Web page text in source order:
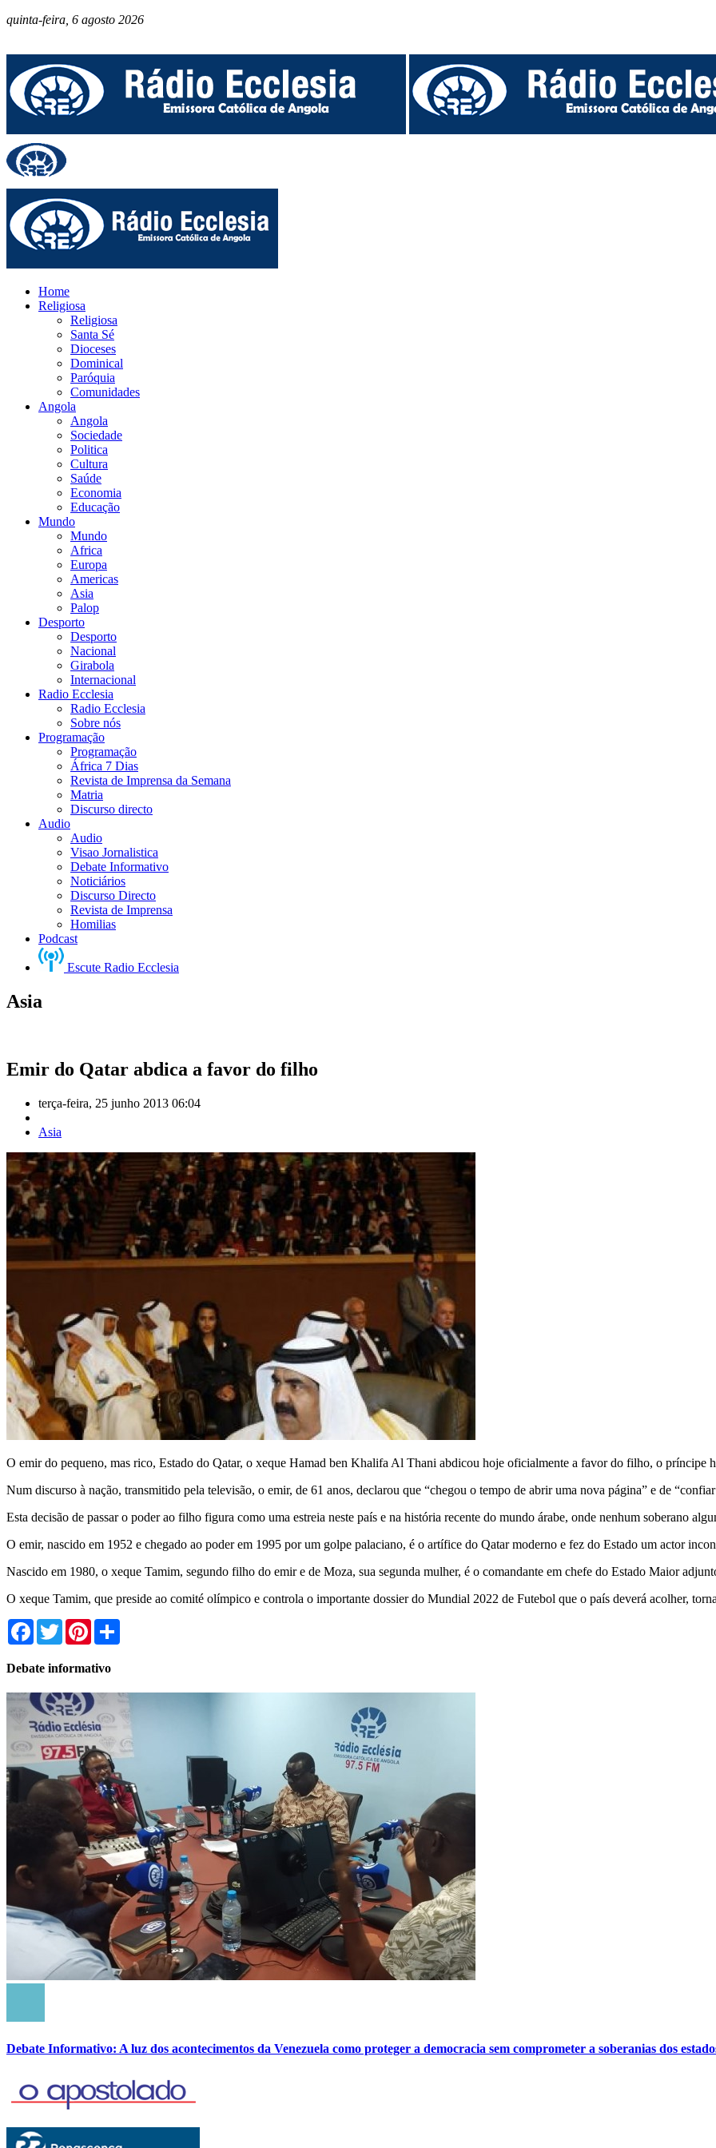
quinta-feira, 6 agosto 2026
Home
Religiosa
Religiosa
Santa Sé
Dioceses
Dominical
Paróquia
Comunidades
Angola
Angola
Sociedade
Politica
Cultura
Saúde
Economia
Educação
Mundo
Mundo
Africa
Europa
Americas
Asia
Palop
Desporto
Desporto
Nacional
Girabola
Internacional
Radio Ecclesia
Radio Ecclesia
Sobre nós
Programação
Programação
África 7 Dias
Revista de Imprensa da Semana
Matria
Discurso directo
Audio
Audio
Visao Jornalistica
Debate Informativo
Noticiários
Discurso Directo
Revista de Imprensa
Homilias
Podcast
Escute Radio Ecclesia
Asia
Emir do Qatar abdica a favor do filho
terça-feira, 25 junho 2013 06:04
Asia
O emir do pequeno, mas rico, Estado do Qatar, o xeque Hamad ben Khalifa Al Thani abdicou hoje oficialmente a favor do filho, o príncipe
Num discurso à nação, transmitido pela televisão, o emir, de 61 anos, declarou que “chegou o tempo de abrir uma nova página” e de
Esta decisão de passar o poder ao filho figura como uma estreia neste país e na história recente do mundo árabe, onde nenhum soberano
O emir, nascido em 1952 e chegado ao poder em 1995 por um golpe palaciano, é o artífice do Qatar moderno e fez do Estado um actor
Nascido em 1980, o xeque Tamim, segundo filho do emir e de Moza, sua segunda mulher, é o comandante em chefe do Estado Maior
O xeque Tamim, que preside ao comité olímpico e controla o importante dossier do Mundial 2022 de Futebol que o país deverá acolher,
Facebook
TwitterPinterest
Debate informativo
Debate Informativo: A luz dos acontecimentos da Venezuela como proteger a democracia sem comprometer a soberanias dos